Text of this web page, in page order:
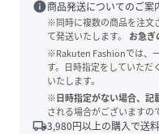
info商品発送についてのご案
※同時に複数の商品を注文
て発送いたします。
お急ぎ
※Rakuten Fashionでは、
す。日時指定をしていただ
いたします。
※日時指定がない場合、記
される場合がございますの
local_shipping3,980円以上の購入で送